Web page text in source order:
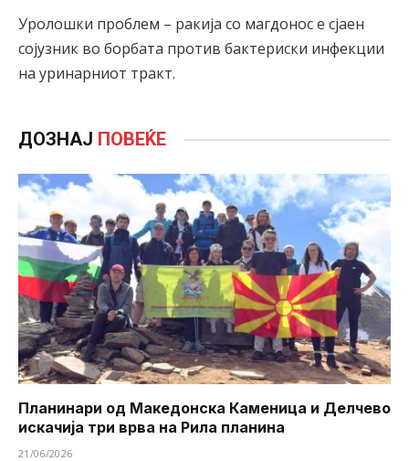
Уролошки проблем – ракија со магдонос е сјаен
сојузник во борбата против бактериски инфекции
на уринарниот тракт.
ДОЗНАЈ ПОВЕЌЕ
Планинари од Македонска Каменица и Делчево
искачија три врва на Рила планина
21/06/2026